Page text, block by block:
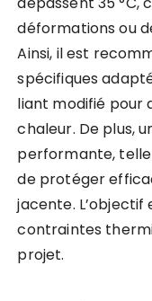
déformations ou
Ainsi, il est
spécifiques
liant modifié pour
chaleur. De plus,
performante, telle
de protéger
jacente. L’objectif
contraintes
projet.